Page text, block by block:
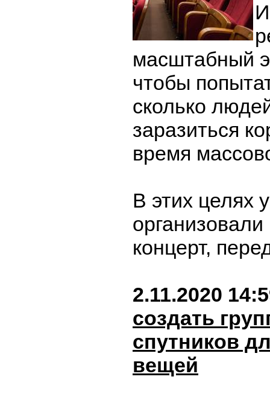
масштабный
чтобы
сколько
заразиться
время
В этих целях
концерт,
2.11.2020
создать
спутников
вещей